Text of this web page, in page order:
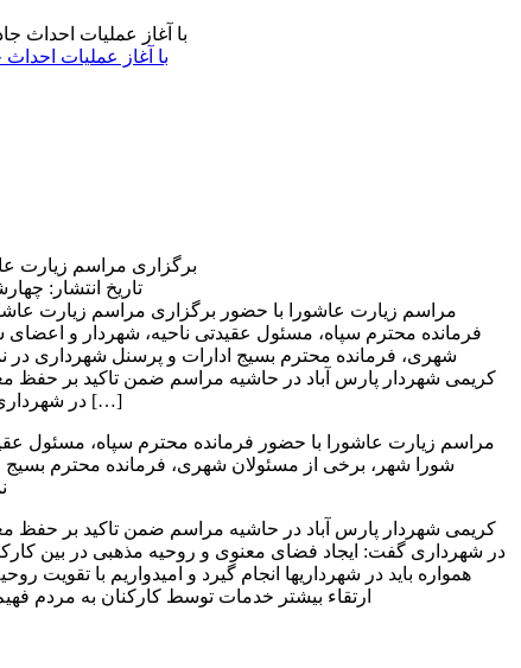
با آغاز عملیات
برگزاری مراسم زیارت
تاریخ انتشار: چهارشنبه 5 مهر 1402 |
فرمانده محترم سپاه، مسئول عقیدتی ناحیه، شهردار و
شهری، فرمانده محترم بسیج ادارات و پرسنل شهرداری در
کریمی شهردار پارس آباد در حاشیه مراسم ضمن تاکید بر حفظ
در شهرداری گفت: ایجاد فضای معنوی و […]
مراسم زیارت عاشورا با حضور فرمانده محترم سپاه، مسئول
شورا شهر، برخی از مسئولان شهری، فرمانده محترم بسیج
کریمی شهردار پارس آباد در حاشیه مراسم ضمن تاکید بر حفظ
در شهرداری گفت: ایجاد فضای معنوی و روحیه مذهبی در بین
همواره باید در شهرداریها انجام گیرد و امیدواریم با تقویت
ارتقاء بیشتر خدمات توسط کارکنان به مردم فهیم